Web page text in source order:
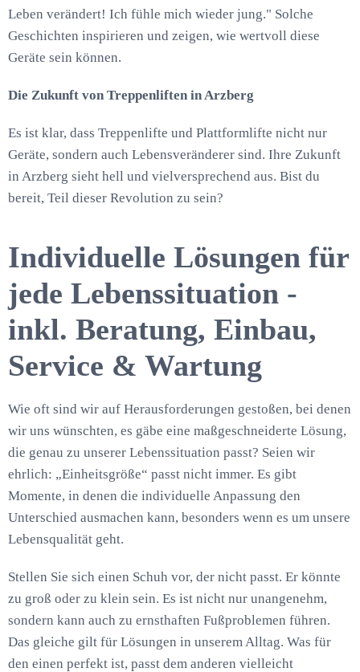
Leben verändert! Ich fühle mich wieder jung." Solche
Geschichten inspirieren und zeigen, wie wertvoll diese
Geräte sein können.
Die Zukunft von Treppenliften in Arzberg
Es ist klar, dass Treppenlifte und Plattformlifte nicht nur
Geräte, sondern auch Lebensveränderer sind. Ihre Zukunft
in Arzberg sieht hell und vielversprechend aus. Bist du
bereit, Teil dieser Revolution zu sein?
Individuelle Lösungen für
jede Lebenssituation -
inkl. Beratung, Einbau,
Service & Wartung
Wie oft sind wir auf Herausforderungen gestoßen, bei denen
wir uns wünschten, es gäbe eine maßgeschneiderte Lösung,
die genau zu unserer Lebenssituation passt? Seien wir
ehrlich: „Einheitsgröße“ passt nicht immer. Es gibt
Momente, in denen die individuelle Anpassung den
Unterschied ausmachen kann, besonders wenn es um unsere
Lebensqualität geht.
Stellen Sie sich einen Schuh vor, der nicht passt. Er könnte
zu groß oder zu klein sein. Es ist nicht nur unangenehm,
sondern kann auch zu ernsthaften Fußproblemen führen.
Das gleiche gilt für Lösungen in unserem Alltag. Was für
den einen perfekt ist, passt dem anderen vielleicht